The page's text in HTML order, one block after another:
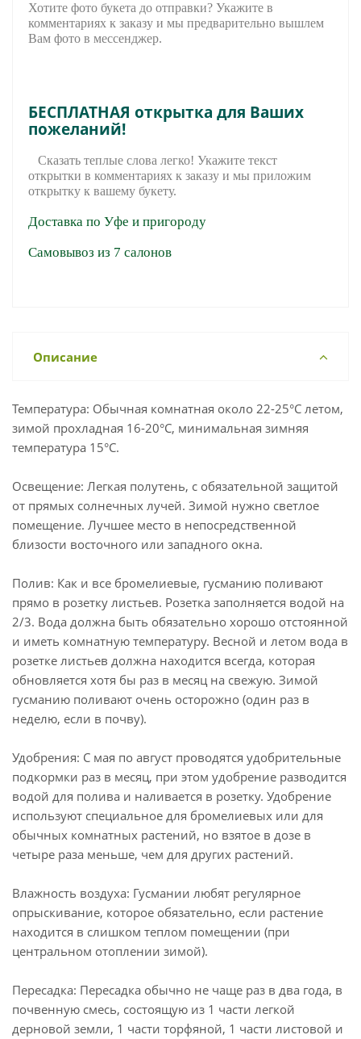
Хотите фото букета до отправки? Укажите в
комментариях к заказу и мы предварительно вышлем
Вам фото в мессенджер.
БЕСПЛАТНАЯ открытка для Ваших
пожеланий!
Сказать теплые слова легко! Укажите текст
открытки в комментариях к заказу и мы приложим
открытку к вашему букету.
Доставка по Уфе и пригороду
Самовывоз из 7 салонов
Описание
Температура: Обычная комнатная около 22-25°С летом,
зимой прохладная 16-20°С, минимальная зимняя
температура 15°С.
Освещение: Легкая полутень, с обязательной защитой
от прямых солнечных лучей. Зимой нужно светлое
помещение. Лучшее место в непосредственной
близости восточного или западного окна.
Полив: Как и все бромелиевые, гусманию поливают
прямо в розетку листьев. Розетка заполняется водой на
2/3. Вода должна быть обязательно хорошо отстоянной
и иметь комнатную температуру. Весной и летом вода в
розетке листьев должна находится всегда, которая
обновляется хотя бы раз в месяц на свежую. Зимой
гусманию поливают очень осторожно (один раз в
неделю, если в почву).
Удобрения: С мая по август проводятся удобрительные
подкормки раз в месяц, при этом удобрение разводится
водой для полива и наливается в розетку. Удобрение
используют специальное для бромелиевых или для
обычных комнатных растений, но взятое в дозе в
четыре раза меньше, чем для других растений.
Влажность воздуха: Гусмании любят регулярное
опрыскивание, которое обязательно, если растение
находится в слишком теплом помещении (при
центральном отоплении зимой).
Пересадка: Пересадка обычно не чаще раз в два года, в
почвенную смесь, состоящую из 1 части легкой
дерновой земли, 1 части торфяной, 1 части листовой и